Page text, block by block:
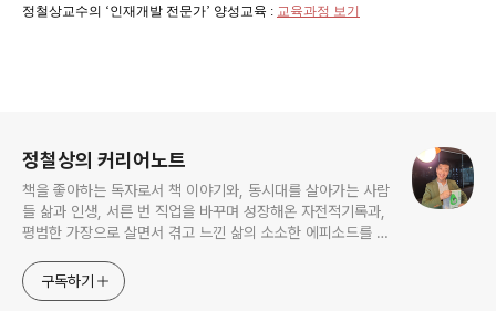
정철상교수의 ‘인재개발 전문가’ 양성교육 : 교육과정 보기
정철상의 커리어노트
책을 좋아하는 독자로서 책 이야기와, 동시대를 살아가는 사람
들 삶과 인생, 서른 번 직업을 바꾸며 성장해온 자전적기록과,
평범한 가장으로 살면서 겪고 느낀 삶의 소소한 에피소드를 전
고픈 커리어코치, 유튜브: 정교수의 인생수업
구독하기